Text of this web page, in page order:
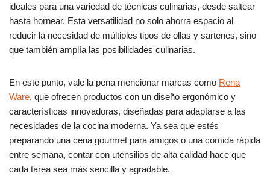
ideales para una variedad de técnicas culinarias, desde saltear
hasta hornear. Esta versatilidad no solo ahorra espacio al
reducir la necesidad de múltiples tipos de ollas y sartenes, sino
que también amplía las posibilidades culinarias.
En este punto, vale la pena mencionar marcas como Rena
Ware, que ofrecen productos con un diseño ergonómico y
características innovadoras, diseñadas para adaptarse a las
necesidades de la cocina moderna. Ya sea que estés
preparando una cena gourmet para amigos o una comida rápida
entre semana, contar con utensilios de alta calidad hace que
cada tarea sea más sencilla y agradable.